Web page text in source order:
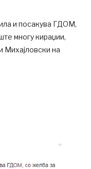
и посакува ГДОМ,
многу кираџии,
Михајловски на